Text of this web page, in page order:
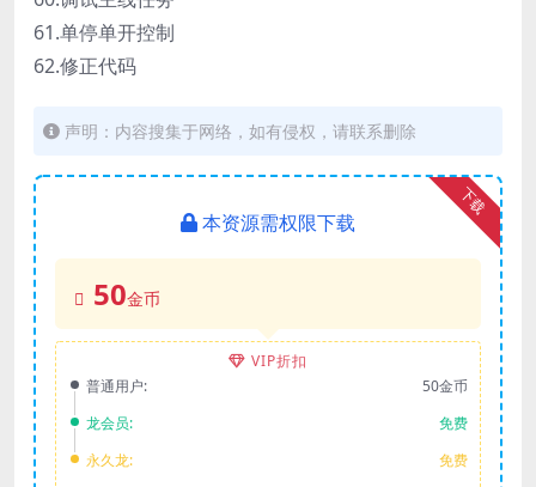
61.单停单开控制
62.修正代码
声明：内容搜集于网络，如有侵权，请联系删除
下载
本资源需权限下载
50金币
VIP折扣
普通用户:
50金币
龙会员:
免费
永久龙:
免费